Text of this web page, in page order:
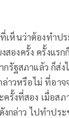
เห็นว่าต้องทำป
องครั้ง ครั้งแร
กรัฐสภาแล้ว ก็
ล่าวหรือไม่ ที่อา
รั้งที่สอง เมื่อส
ดังกล่าว ไปทำป